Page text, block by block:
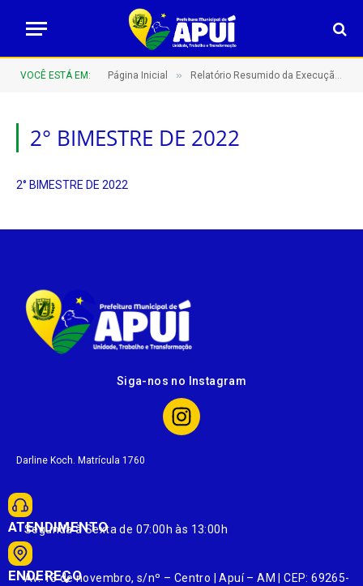
VOCÊ ESTÁ EM: Página Inicial » Relatório Resumido da Execução Orçamentária (RREO)
2° BIMESTRE DE 2022
2° BIMESTRE DE 2022
Siga-nos no Instagram
Darline Koch. Matrícula 1760
ATENDIMENTO
Segunda à Sexta de 07:00h às 13:00h
ENDEREÇO
Av. 13 de novembro, s/nº – Centro | Apuí – AM | CEP: 69265-